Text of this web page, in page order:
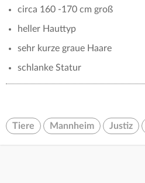
circa 160 -170 cm groß
heller Hauttyp
sehr kurze graue Haare
schlanke Statur
Tiere Mannheim Justiz